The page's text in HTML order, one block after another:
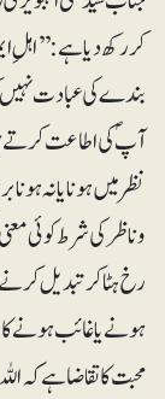
کر رکھ دیا ہے:
بندے کی عبادت نہیں
آپؐ کی اطاعت کرتے
نظر میں ہونا یا نہ
وناظر کی شرط کوئی
رخ ہٹا کر تبدیل
ہونے یا غائب ہونے
محبت کا تقاضا ہے کہ